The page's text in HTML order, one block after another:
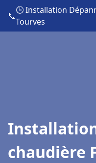
📞
🕒 Installation
Tourves
chaudière